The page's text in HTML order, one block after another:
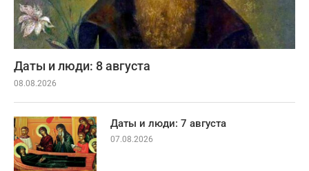
Даты и люди: 8 августа
08.08.2026
Даты и люди: 7 августа
07.08.2026